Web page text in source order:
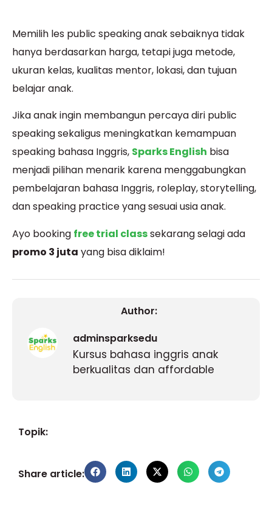
Memilih les public speaking anak sebaiknya tidak
hanya berdasarkan harga, tetapi juga metode,
ukuran kelas, kualitas mentor, lokasi, dan tujuan
belajar anak.
Jika anak ingin membangun percaya diri public
speaking sekaligus meningkatkan kemampuan
speaking bahasa Inggris, Sparks English bisa
menjadi pilihan menarik karena menggabungkan
pembelajaran bahasa Inggris, roleplay, storytelling,
dan speaking practice yang sesuai usia anak.
Ayo booking free trial classsekarang selagi ada
promo 3 juta yang bisa diklaim!
Author:
adminsparksedu
Kursus bahasa inggris anak
berkualitas dan affordable
Topik:
Share article: